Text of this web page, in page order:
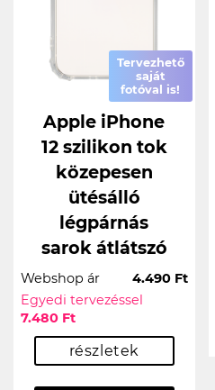
Tervezhető
saját
fotóval is!
Apple iPhone
12 szilikon tok
közepesen
ütésálló
légpárnás
sarok átlátszó
Webshop ár
4.490 Ft
Egyedi tervezéssel
7.480 Ft
részletek